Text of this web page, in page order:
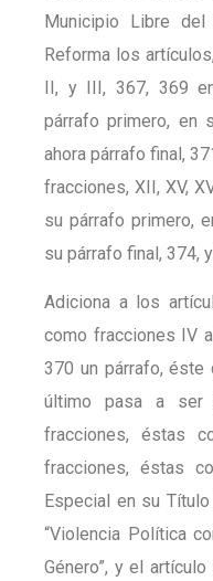
Municipio Libre
Reforma los
II, y III, 367, 369
párrafo primero, en
ahora párrafo final,
fracciones, XII, XV,
su párrafo primero,
su párrafo final, 374,
Adiciona a los
como fracciones IV
370 un párrafo, éste
último pasa a ser
fracciones, éstas
fracciones, éstas
Especial en su
“Violencia Política
Género”, y el